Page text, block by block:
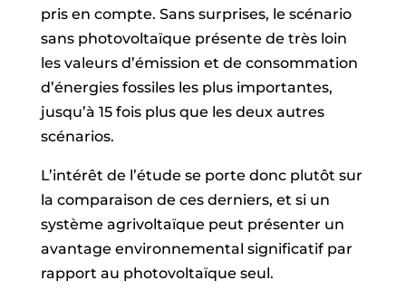
pris en compte. Sans surprises, le scénario
sans photovoltaïque présente de très loin
les valeurs d’émission et de consommation
d’énergies fossiles les plus importantes,
jusqu’à 15 fois plus que les deux autres
scénarios.
L’intérêt de l’étude se porte donc plutôt sur
la comparaison de ces derniers, et si un
système agrivoltaïque peut présenter un
avantage environnemental significatif par
rapport au photovoltaïque seul.